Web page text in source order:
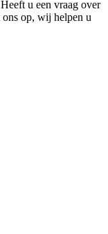
u een vraag over
ons op, wij helpen u